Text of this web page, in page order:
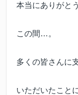
本当にありがと
この間…。
多くの皆さんに
いただいたこと